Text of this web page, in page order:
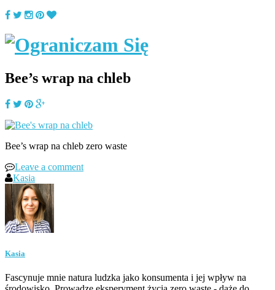
Bee’s wrap na chleb
Bee’s wrap na chleb zero waste
Leave a comment
Kasia
Kasia
Fascynuje mnie natura ludzka jako konsumenta i jej wpływ na